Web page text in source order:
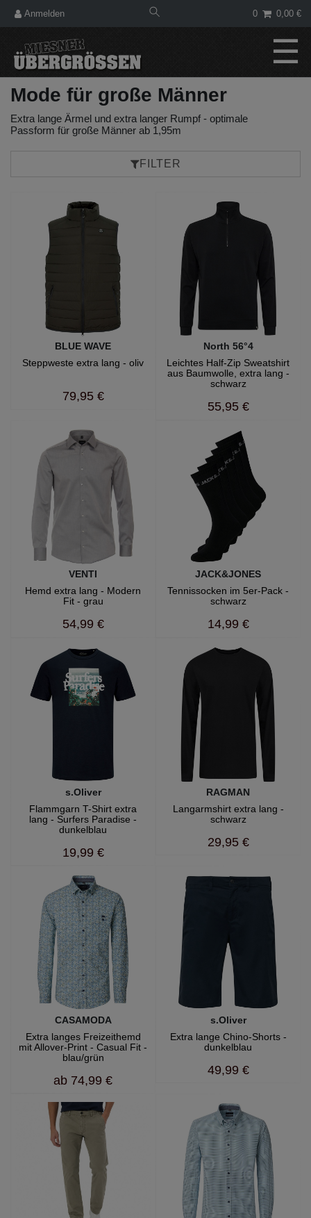
Anmelden 0 0,00 €
☰
Mode für große Männer
Extra lange Ärmel und extra langer Rumpf - optimale
Passform für große Männer ab 1,95m
FILTER
BLUE WAVE
Steppweste extra lang - oliv
79,95 €
North 56°4
Leichtes Half-Zip Sweatshirt
aus Baumwolle, extra lang -
schwarz
55,95 €
VENTI
Hemd extra lang - Modern
Fit - grau
54,99 €
JACK&JONES
Tennissocken im 5er-Pack -
schwarz
14,99 €
s.Oliver
Flammgarn T-Shirt extra
lang - Surfers Paradise -
dunkelblau
19,99 €
RAGMAN
Langarmshirt extra lang -
schwarz
29,95 €
CASAMODA
Extra langes Freizeithemd
mit Allover-Print - Casual Fit -
blau/grün
ab 74,99 €
s.Oliver
Extra lange Chino-Shorts -
dunkelblau
49,99 €